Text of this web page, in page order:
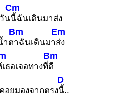
น
Cm
นี้ฉันเดินมาส่ง
ำต
Bm
าฉันเดินมา
Em
ส่ง
เธอเจอทางที่
Bm
ดี
อยมองจากตรง
D
นี้..